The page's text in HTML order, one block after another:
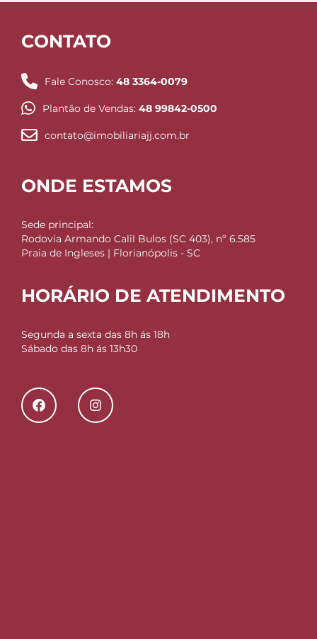
CONTATO
Fale Conosco: 48 3364-0079
Plantão de Vendas: 48 99842-0500
contato@imobiliariajj.com.br
ONDE ESTAMOS
Sede principal:
Rodovia Armando Calil Bulos (SC 403), nº 6.585
Praia de Ingleses | Florianópolis - SC
HORÁRIO DE ATENDIMENTO
Segunda a sexta das 8h ás 18h
Sábado das 8h ás 13h30